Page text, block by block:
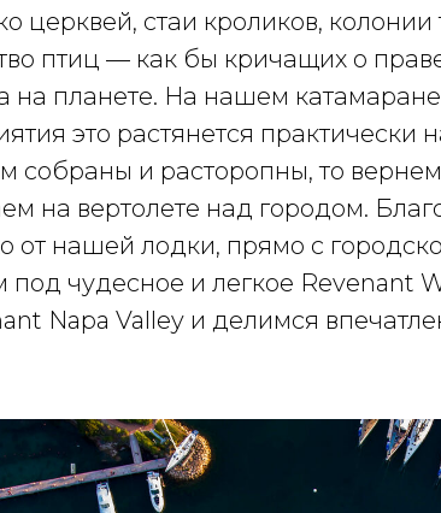
церквей, стаи кроликов,
птиц — как бы кричащих о
на планете. На нашем катамаране
это растянется практически
собраны и расторопны, то
на вертолете над городом.
от нашей лодки, прямо с
под чудесное и легкое Revenant
Napa Valley и делимся